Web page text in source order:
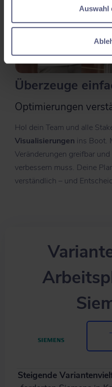
Auswahl
Überzeuge
Optimierung en
Hol dein Team und alle
Visualisierungen ins Boot.
Veränderungen greifbar
verbessern muss. Deine
verständlich – und
Steigende